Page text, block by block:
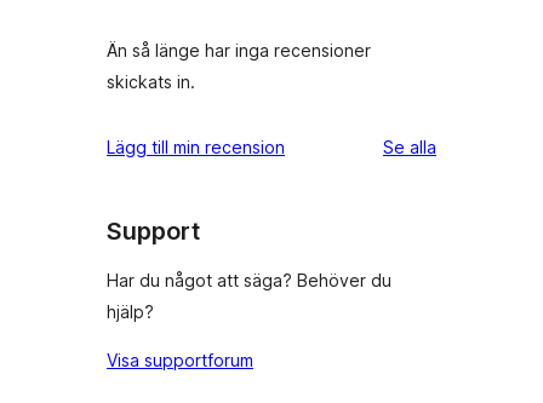
Än så länge har inga recensioner
skickats in.
Lägg till min recension Se alla
Support
Har du något att säga? Behöver du
hjälp?
Visa supportforum